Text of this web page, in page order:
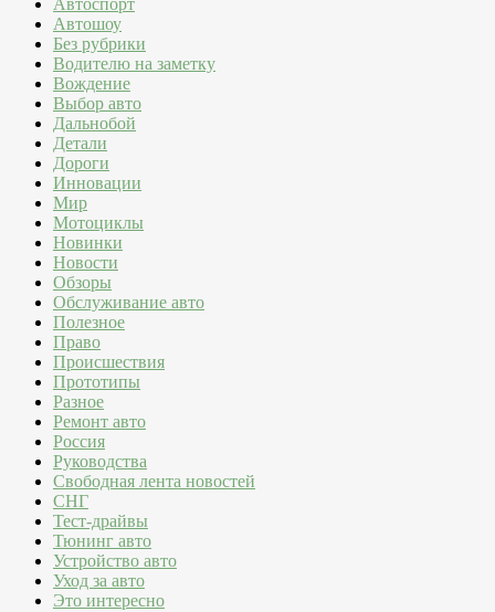
Автоспорт
Автошоу
Без рубрики
Водителю на заметку
Вождение
Выбор авто
Дальнобой
Детали
Дороги
Инновации
Мир
Мотоциклы
Новинки
Новости
Обзоры
Обслуживание авто
Полезное
Право
Происшествия
Прототипы
Разное
Ремонт авто
Россия
Руководства
Свободная лента новостей
СНГ
Тест-драйвы
Тюнинг авто
Устройство авто
Уход за авто
Это интересно